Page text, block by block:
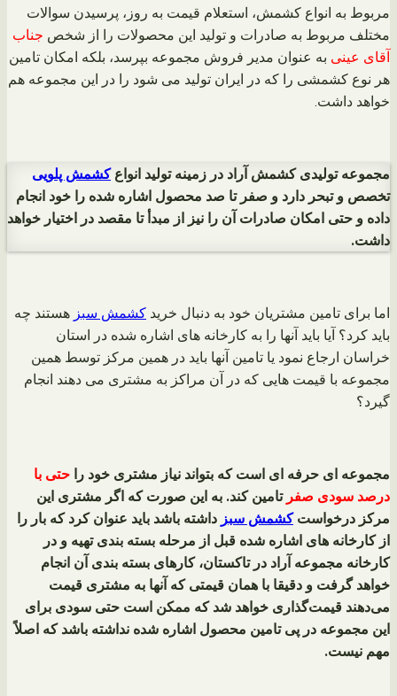
مربوط به انواع کشمش، استعلام قیمت به روز، پرسیدن سوالات
مختلف مربوط به صادرات و تولید این محصولات را از شخص جناب
آقای عینی به عنوان مدیر فروش مجموعه بپرسد، بلکه امکان تامین
هر نوع کشمشی را که در ایران تولید می شود را در این مجموعه هم
خواهد داشت.
مجموعه تولیدی کشمش آراد در زمینه تولید انواعکشمش پلویی
تخصص و تبحر دارد و صفر تا صد محصول اشاره شده را خود انجام
داده و حتی امکان صادرات آن را نیز از مبدأ تا مقصد در اختیار خواهد
داشت.
اما برای تامین مشتریان خود به دنبال خرید کشمش سبز هستند چه
باید کرد؟ آیا باید آنها را به کارخانه‌ های اشاره شده در استان
خراسان ارجاع نمود یا تامین آنها باید در همین مرکز توسط همین
مجموعه با قیمت هایی که در آن مراکز به مشتری می دهند انجام
گیرد؟
مجموعه ای حرفه ای است که بتواند نیاز مشتری خود را حتی با
درصد سودی صفر تامین کند. به این صورت که اگر مشتری این
مرکز درخواستکشمش سبز داشته باشد باید عنوان کرد که بار را
از کارخانه‌ های اشاره شده قبل از مرحله بسته بندی تهیه و در
کارخانه مجموعه آراد در تاکستان، کارهای بسته بندی آن انجام
خواهد گرفت و دقیقا با همان قیمتی که آنها به مشتری قیمت
می‌دهند قیمت‌گذاری خواهد شد که ممکن است حتی سودی برای
این مجموعه در پی تامین محصول اشاره شده نداشته باشد که اصلاً
مهم نیست.